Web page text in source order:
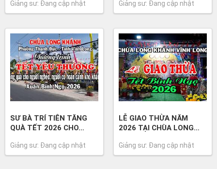
Giảng sư: Đang cập nhật Giảng sư: Đang cập nhật
SƯ BÀ TRÍ TIÊN TĂNG
QUÀ TẾT 2026 CHO…
Giảng sư: Đang cập nhật
LỄ GIAO THỪA NĂM
2026 TẠI CHÙA LONG…
Giảng sư: Đang cập nhật